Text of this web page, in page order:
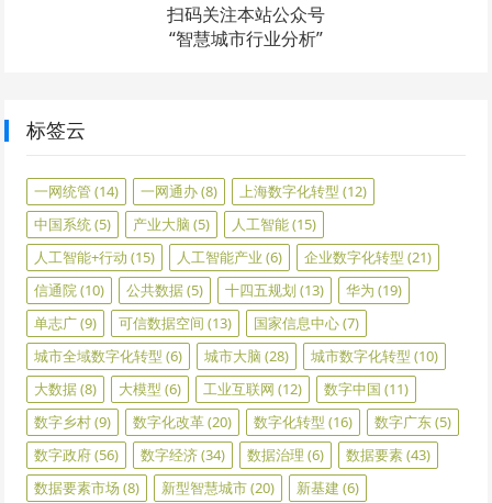
扫码关注本站公众号
“智慧城市行业分析”
标签云
一网统管(14) 一网通办(8) 上海数字化转型 (12)
中国系统(5) 产业大脑 (5) 人工智能(15)
人工智能+行动 (15) 人工智能产业 (6) 企业数字化转型 (21)
信通院(10) 公共数据(5) 十四五规划 (13) 华为 (19)
单志广(9) 可信数据空间 (13) 国家信息中心(7)
城市全域数字化转型 (6) 城市大脑 (28) 城市数字化转型 (10)
大数据(8) 大模型 (6) 工业互联网 (12) 数字中国 (11)
数字乡村(9) 数字化改革(20) 数字化转型 (16) 数字广东(5)
数字政府(56) 数字经济(34) 数据治理 (6) 数据要素(43)
数据要素市场 (8) 新型智慧城市(20) 新基建 (6)